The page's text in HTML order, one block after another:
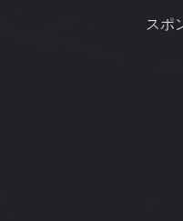
粘多糖類2.5％入れる。かなり
スポ